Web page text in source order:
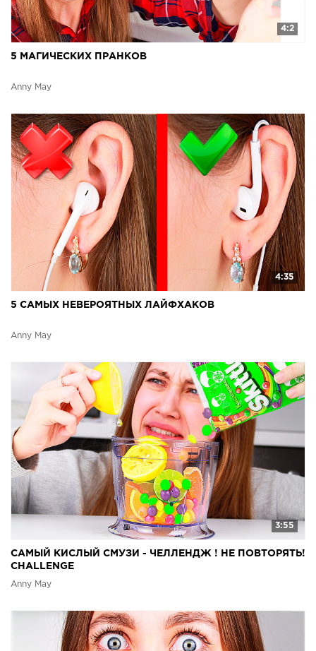
4:2
5 МАГИЧЕСКИХ ПРАНКОВ
Anny May
4:35
5 САМЫХ НЕВЕРОЯТНЫХ ЛАЙФХАКОВ
Anny May
3:55
САМЫЙ КИСЛЫЙ СМУЗИ - ЧЕЛЛЕНДЖ ! НЕ ПОВТОРЯТЬ!
CHALLENGE
Anny May